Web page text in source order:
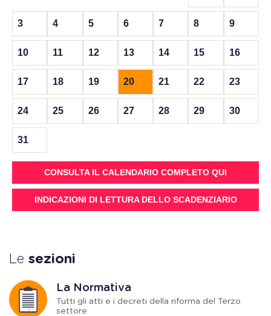
3 4 5 6 7 8 9
10 11 12 13 14 15 16
17 18 19 20 21 22 23
24 25 26 27 28 29 30
31
CONSULTA IL CALENDARIO COMPLETO QUI
INDICAZIONI DI LETTURA DELLO SCADENZIARIO
Le sezioni
La Normativa
Tutti gli atti e i decreti della riforma del Terzo
settore